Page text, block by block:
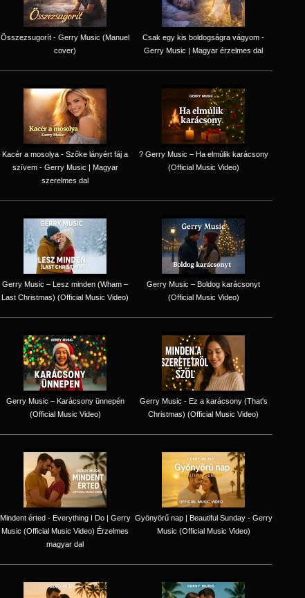
Összezsugorít - Gerry Music (Manuel
cover)
Csak egy kis boldogságra vágyom -
Gerry Music | Magyar érzelmes dal
Kacér a mosolya - Szőke lányért fáj a
szívem - Gerry Music | Magyar
szerelmes dal
? Gerry Music – Ha elmúlik karácsony
(Official Music Video)
Gerry Music – Lesz minden (Wham –
Last Christmas) (Official Music Video)
Gerry Music – Boldog karácsonyt
(Official Music Video)
Gerry Music – Karácsony ünnepén
(Official Music Video)
Gerry Music - Ez a karácsony (That's
Christmas) (Official Music Video)
Mindent érted - Everything I Do | Gerry
Music (Official Music Video) Érzelmes
magyar dal
Gyönyörű nap | Beautiful Sunday - Gerry
Music (Official Music Video)